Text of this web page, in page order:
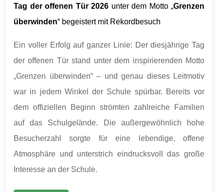
Tag der offenen Tür 2026 unter dem Motto „Grenzen
überwinden“ begeistert mit Rekordbesuch
Ein voller Erfolg auf ganzer Linie: Der diesjährige Tag
der offenen Tür stand unter dem inspirierenden Motto
„Grenzen überwinden“ – und genau dieses Leitmotiv
war in jedem Winkel der Schule spürbar. Bereits vor
dem offiziellen Beginn strömten zahlreiche Familien
auf das Schulgelände. Die außergewöhnlich hohe
Besucherzahl sorgte für eine lebendige, offene
Atmosphäre und unterstrich eindrucksvoll das große
Interesse an der Schule.